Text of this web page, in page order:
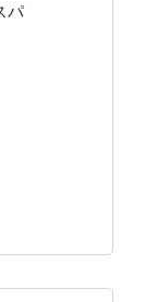
パ